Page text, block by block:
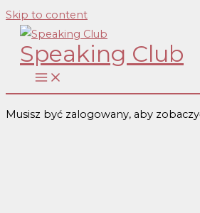
Skip to content
Speaking Club
Musisz być zalogowany, aby